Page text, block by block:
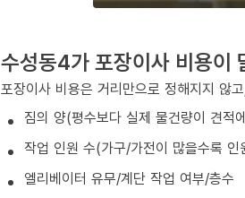
수성동4가 포장이사 비용이
포장이사 비용은 거리만으로 정해지지 않
짐의 양(평수보다 실제 물건량이 견적
작업 인원 수(가구/가전이 많을수록 인
엘리베이터 유무/계단 작업 여부/층수